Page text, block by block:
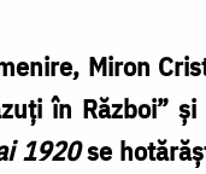
Miron
în Război”
1920se